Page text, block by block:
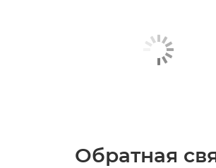
Обратная